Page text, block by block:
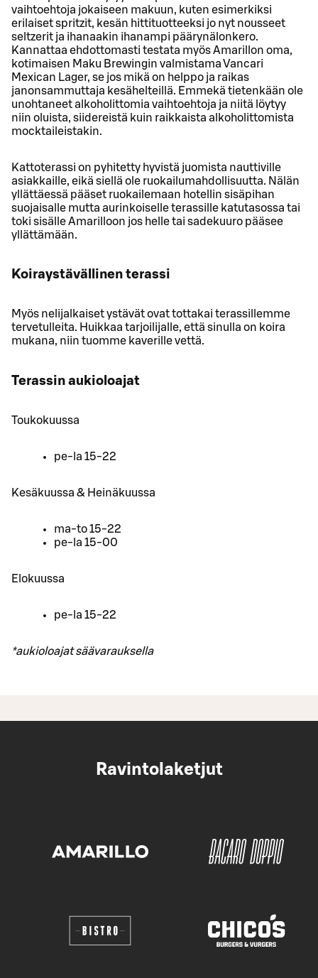
vaihtoehtoja jokaiseen makuun, kuten esimerkiksi
erilaiset spritzit, kesän hittituotteeksi jo nyt nousseet
seltzerit ja ihanaakin ihanampi päärynälonkero.
Kannattaa ehdottomasti testata myös Amarillon oma,
kotimaisen Maku Brewingin valmistama Vancari
Mexican Lager, se jos mikä on helppo ja raikas
janonsammuttaja kesähelteillä. Emmekä tietenkään ole
unohtaneet alkoholittomia vaihtoehtoja ja niitä löytyy
niin oluista, siidereistä kuin raikkaista alkoholittomista
mocktaileistakin.
Kattoterassi on pyhitetty hyvistä juomista nauttiville
asiakkaille, eikä siellä ole ruokailumahdollisuutta. Nälän
yllättäessä pääset ruokailemaan hotellin sisäpihan
suojaisalle mutta aurinkoiselle terassille katutasossa tai
toki sisälle Amarilloon jos helle tai sadekuuro pääsee
yllättämään.
Koiraystävällinen terassi
Myös nelijalkaiset ystävät ovat tottakai terassillemme
tervetulleita. Huikkaa tarjoilijalle, että sinulla on koira
mukana, niin tuomme kaverille vettä.
Terassin aukioloajat
Toukokuussa
pe-la 15-22
Kesäkuussa & Heinäkuussa
ma-to 15-22
pe-la 15-00
Elokuussa
pe-la 15-22
*aukioloajat säävarauksella
Ravintolaketjut